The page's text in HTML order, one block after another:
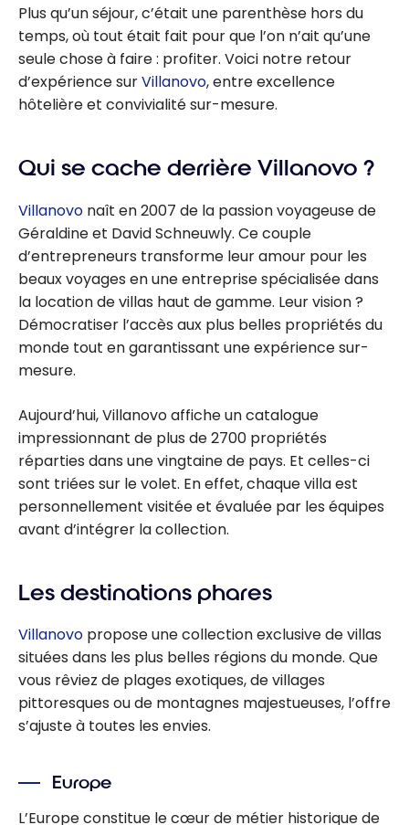
Plus qu’un séjour, c’était une parenthèse hors du
temps, où tout était fait pour que l’on n’ait qu’une
seule chose à faire : profiter. Voici notre retour
d’expérience surVillanovo, entre excellence
hôtelière et convivialité sur-mesure.
Qui se cache derrière Villanovo ?
Villanovo naît en 2007 de la passion voyageuse de
Géraldine et David Schneuwly. Ce couple
d’entrepreneurs transforme leur amour pour les
beaux voyages en une entreprise spécialisée dans
la location de villas haut de gamme. Leur vision ?
Démocratiser l’accès aux plus belles propriétés du
monde tout en garantissant une expérience sur-
mesure.
Aujourd’hui, Villanovo affiche un catalogue
impressionnant de plus de 2700 propriétés
réparties dans une vingtaine de pays. Et celles-ci
sont triées sur le volet. En effet, chaque villa est
personnellement visitée et évaluée par les équipes
avant d’intégrer la collection.
Les destinations phares
Villanovo propose une collection exclusive de villas
situées dans les plus belles régions du monde. Que
vous rêviez de plages exotiques, de villages
pittoresques ou de montagnes majestueuses, l’offre
s’ajuste à toutes les envies.
Europe
L’Europe constitue le cœur de métier historique de